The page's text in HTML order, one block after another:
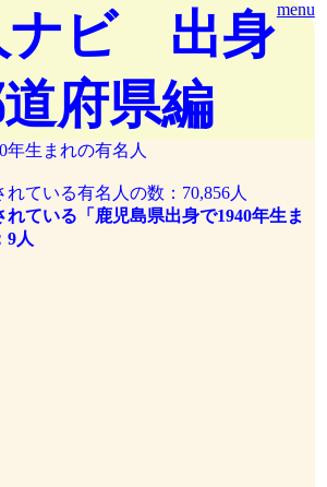
menu
ナビ 出身
府県編
年生まれの有名人
ている有名人の数：70,856人
ている「鹿児島県出身で1940年生ま
9人